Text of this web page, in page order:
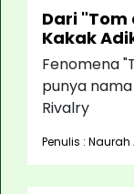
Dari
Kakak
Fenomena
punya
Rivalry
Penulis :